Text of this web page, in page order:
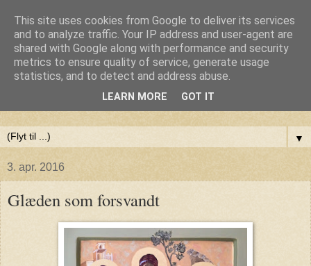
Anne-Maries blog
Min blog om livet - om troen, håbet og kærligheden. Troen
▼
3. apr. 2016
Glæden som forsvandt
This site uses cookies from Google to deliver its services
and to analyze traffic. Your IP address and user-agent are
shared with Google along with performance and security
metrics to ensure quality of service, generate usage
statistics, and to detect and address abuse.
LEARN MORE GOT IT